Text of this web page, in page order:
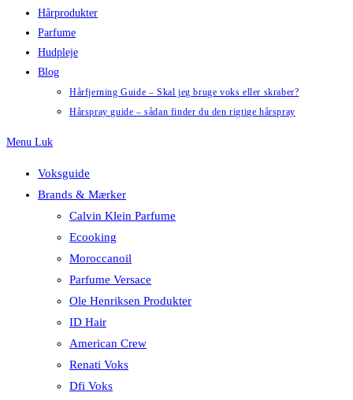
Hårprodukter
Parfume
Hudpleje
Blog
Hårfjerning Guide – Skal jeg bruge voks eller skraber?
Hårspray guide – sådan finder du den rigtige hårspray
Menu Luk
Voksguide
Brands & Mærker
Calvin Klein Parfume
Ecooking
Moroccanoil
Parfume Versace
Ole Henriksen Produkter
ID Hair
American Crew
Renati Voks
Dfi Voks